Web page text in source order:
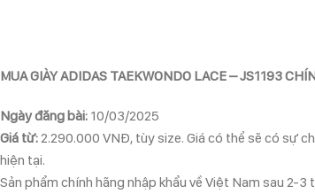
MUA GIÀY ADIDAS TAEKWONDO LACE – JS1193
Ngày đăng bài: 10/03/2025
Giá từ: 2.290.000 VNĐ, tùy size. Giá có thể sẽ có sự
hiện tại.
Sản phẩm chính hãng nhập khẩu về Việt Nam sau 2-